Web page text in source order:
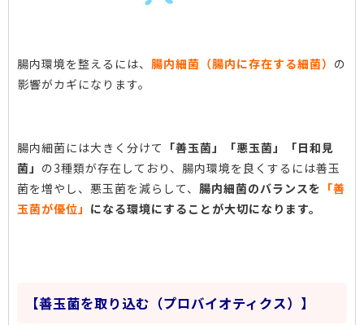
腸内環境を整えるには、 腸内細菌（腸内に存在する細菌） の
影響がカギになります。
腸内細菌には大きく分けて 「善玉菌」「悪玉菌」「日和見
菌」 の3種類が存在しており、腸内環境を良くするには善玉
菌を増やし、悪玉菌を減らして、 腸内細菌のバランスを 「善
玉菌が優位」 になる環境にすることが大切になります。
【善玉菌を取り込む（プロバイオティクス）】